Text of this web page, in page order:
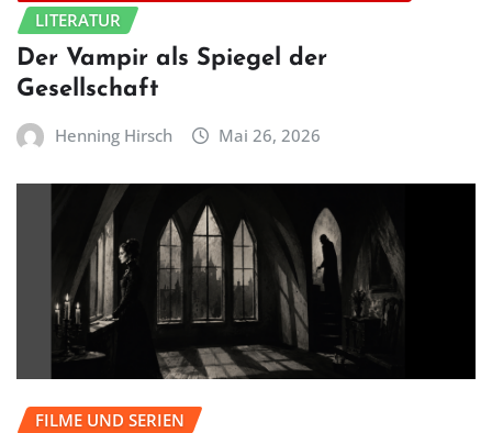
LITERATUR
Der Vampir als Spiegel der
Gesellschaft
Henning Hirsch Mai 26, 2026
FILME UND SERIEN